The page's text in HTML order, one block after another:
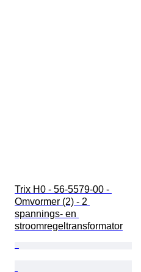
Trix H0 - 56-5579-00 -
Omvormer (2) - 2
spannings- en
stroomregeltransformator